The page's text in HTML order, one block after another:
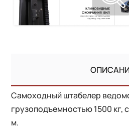
Самоходный штабелер
грузоподъемностью 1500 кг,
м.